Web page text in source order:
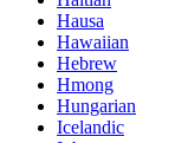
Hausa
Hawaiian
Hebrew
Hmong
Hungarian
Icelandic